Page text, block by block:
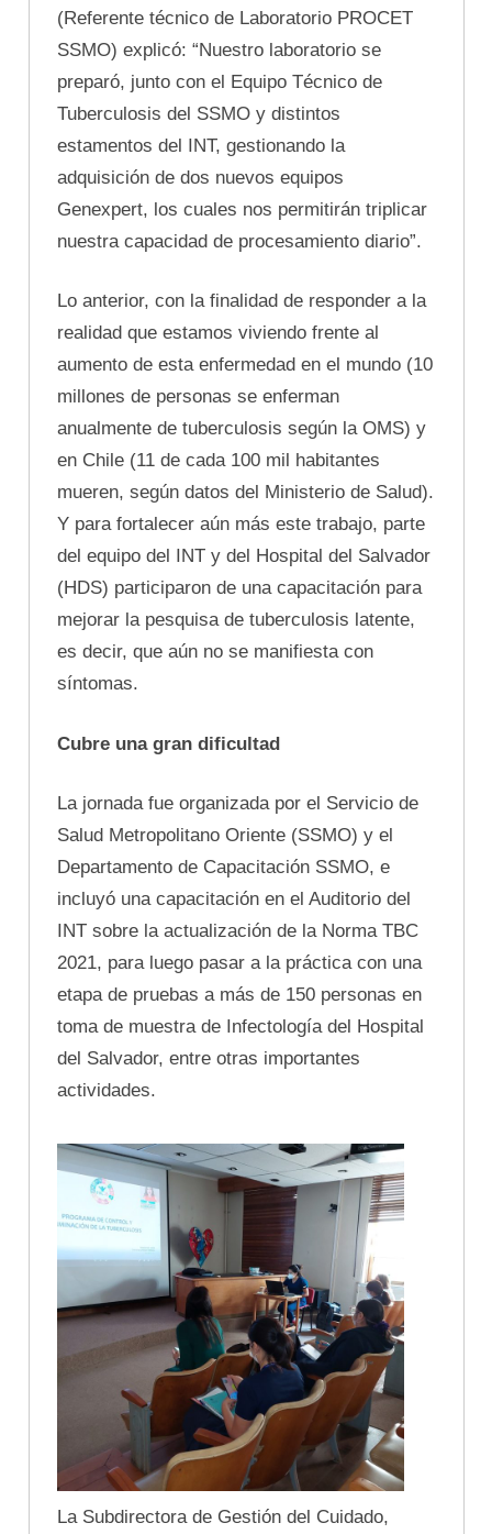
(Referente técnico de Laboratorio PROCET
SSMO) explicó: “Nuestro laboratorio se
preparó, junto con el Equipo Técnico de
Tuberculosis del SSMO y distintos
estamentos del INT, gestionando la
adquisición de dos nuevos equipos
Genexpert, los cuales nos permitirán triplicar
nuestra capacidad de procesamiento diario”.
Lo anterior, con la finalidad de responder a la
realidad que estamos viviendo frente al
aumento de esta enfermedad en el mundo (10
millones de personas se enferman
anualmente de tuberculosis según la OMS) y
en Chile (11 de cada 100 mil habitantes
mueren, según datos del Ministerio de Salud).
Y para fortalecer aún más este trabajo, parte
del equipo del INT y del Hospital del Salvador
(HDS) participaron de una capacitación para
mejorar la pesquisa de tuberculosis latente,
es decir, que aún no se manifiesta con
síntomas.
Cubre una gran dificultad
La jornada fue organizada por el Servicio de
Salud Metropolitano Oriente (SSMO) y el
Departamento de Capacitación SSMO, e
incluyó una capacitación en el Auditorio del
INT sobre la actualización de la Norma TBC
2021, para luego pasar a la práctica con una
etapa de pruebas a más de 150 personas en
toma de muestra de Infectología del Hospital
del Salvador, entre otras importantes
actividades.
La Subdirectora de Gestión del Cuidado,